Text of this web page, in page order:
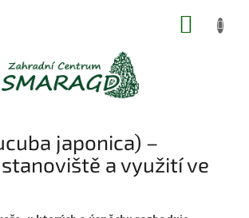
japonica) –
a využití ve